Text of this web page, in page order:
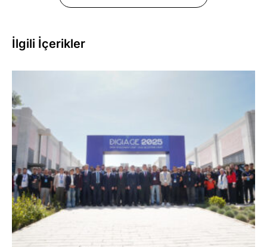
İlgili İçerikler